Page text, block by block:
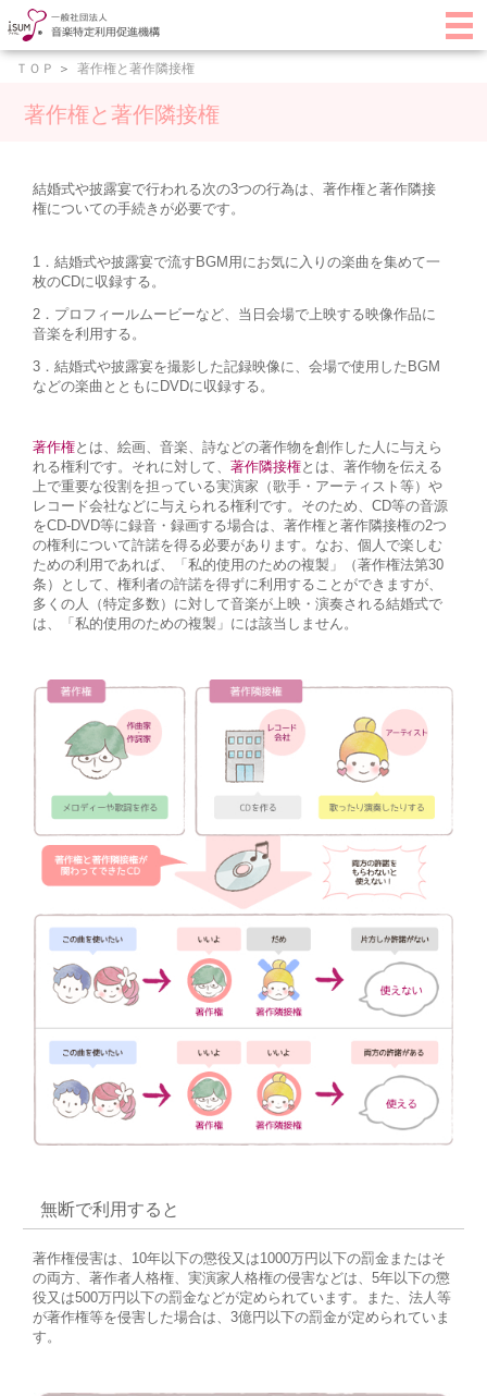
ＴＯＰ ＞ 著作権と著作隣接権
著作権と著作隣接権
結婚式や披露宴で行われる次の3つの行為は、著作権と著作隣接
権についての手続きが必要です。
1．結婚式や披露宴で流すBGM用にお気に入りの楽曲を集めて一
枚のCDに収録する。
2．プロフィールムービーなど、当日会場で上映する映像作品に
音楽を利用する。
3．結婚式や披露宴を撮影した記録映像に、会場で使用したBGM
などの楽曲とともにDVDに収録する。
著作権とは、絵画、音楽、詩などの著作物を創作した人に与えら
れる権利です。それに対して、 著作隣接権とは、著作物を伝える
上で重要な役割を担っている実演家（歌手・アーティスト等）や
レコード会社などに与えられる権利です。そのため、CD等の音源
をCD-DVD等に録音・録画する場合は、著作権と著作隣接権の2つ
の権利について許諾を得る必要があります。なお、個人で楽しむ
ための利用であれば、「私的使用のための複製」（著作権法第30
条）として、権利者の許諾を得ずに利用することができますが、
多くの人（特定多数）に対して音楽が上映・演奏される結婚式で
は、「私的使用のための複製」には該当しません。
無断で利用すると
著作権侵害は、10年以下の懲役又は1000万円以下の罰金またはそ
の両方、著作者人格権、実演家人格権の侵害などは、5年以下の懲
役又は500万円以下の罰金などが定められています。また、法人等
が著作権等を侵害した場合は、3億円以下の罰金が定められていま
す。